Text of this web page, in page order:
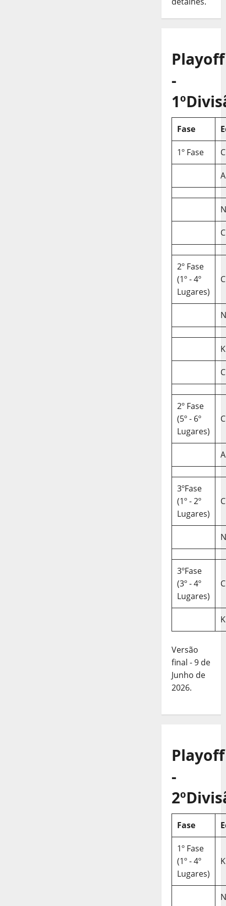
Playoff
-
Fase
1º Fase
2º Fase
(1º - 4º
Lugares)
2º Fase
(5º - 6º
Lugares)
3ºFase
(1º - 2º
Lugares)
3ºFase
(3º - 4º
Lugares)
Versão
final - 9 de
Junho de
2026.
Playoff
-
Fase
1º Fase
(1º - 4º
Lugares)